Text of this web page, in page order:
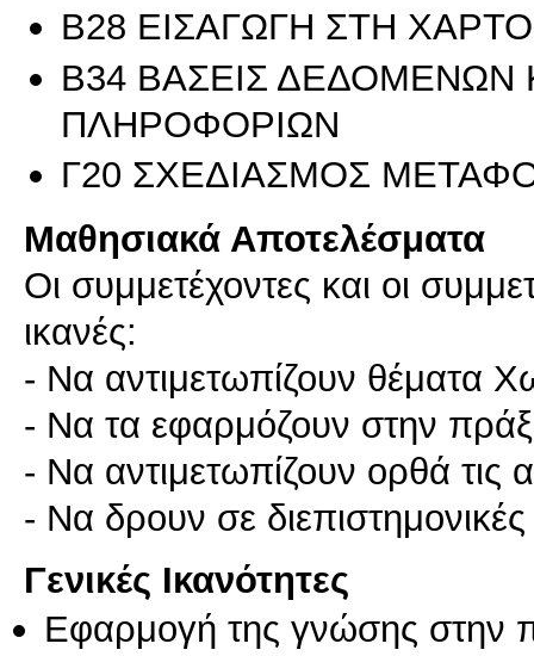
Β28 ΕΙΣΑΓΩΓΗ ΣΤΗ
Β34 ΒΑΣΕΙΣ ΔΕΔΟΜΕΝΩΝ
ΠΛΗΡΟΦΟΡΙΩΝ
Γ20 ΣΧΕΔΙΑΣΜΟΣ
Μαθησιακά Αποτελέσματα
Οι συμμετέχοντες και οι
ικανές:
- Να αντιμετωπίζουν θέματα
- Να τα εφαρμόζουν στην
- Να αντιμετωπίζουν ορθά τις
Γενικές Ικανότητες
Εφαρμογή της γνώσης στην